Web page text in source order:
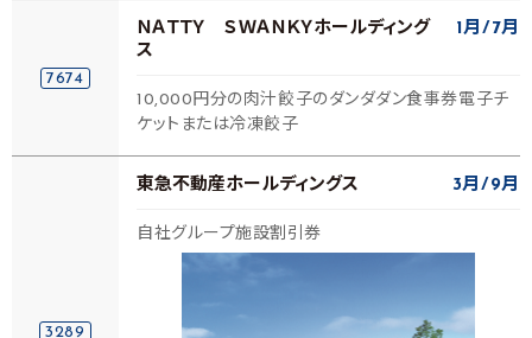
7674
ＮＡＴＴＹ ＳＷＡＮＫＹホールディング
ス
1月 7月
10,000円分の肉汁餃子のダンダダン食事券電子チ
ケットまたは冷凍餃子
3289
東急不動産ホールディングス 3月 9月
自社グループ施設割引券